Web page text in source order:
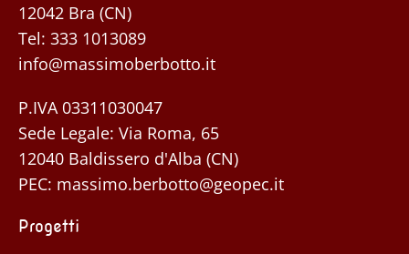
12042 Bra (CN)
Tel: 333 1013089
info@massimoberbotto.it
P.IVA 03311030047
Sede Legale: Via Roma, 65
12040 Baldissero d'Alba (CN)
PEC: massimo.berbotto@geopec.it
Progetti